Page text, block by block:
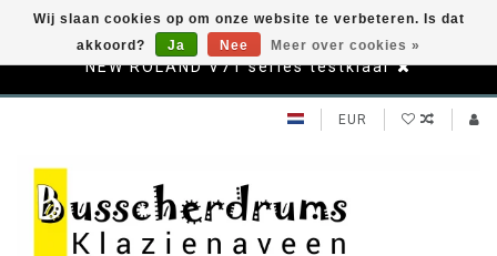
NEW ROLAND V71 series testklaar
EUR
Wij slaan cookies op om onze website te verbeteren. Is dat
akkoord?
Ja Nee Meer over cookies »